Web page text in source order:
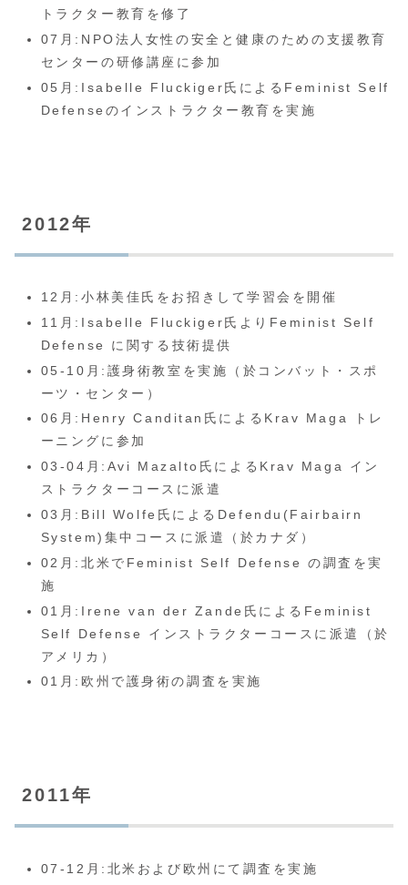
トラクター教育を修了
07月:NPO法人女性の安全と健康のための支援教育
センターの研修講座に参加
05月:Isabelle Fluckiger氏によるFeminist Self
Defenseのインストラクター教育を実施
2012年
12月:小林美佳氏をお招きして学習会を開催
11月:Isabelle Fluckiger氏よりFeminist Self
Defense に関する技術提供
05-10月:護身術教室を実施（於コンバット・スポ
ーツ・センター）
06月:Henry Canditan氏によるKrav Maga トレ
ーニングに参加
03-04月:Avi Mazalto氏によるKrav Maga イン
ストラクターコースに派遣
03月:Bill Wolfe氏によるDefendu(Fairbairn
System)集中コースに派遣（於カナダ）
02月:北米でFeminist Self Defense の調査を実
施
01月:Irene van der Zande氏によるFeminist
Self Defense インストラクターコースに派遣（於
アメリカ）
01月:欧州で護身術の調査を実施
2011年
07-12月:北米および欧州にて調査を実施